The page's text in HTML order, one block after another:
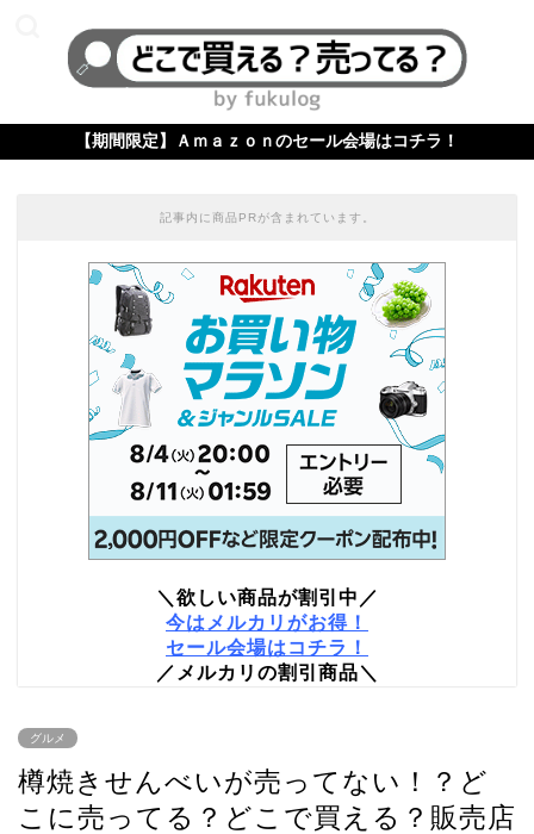
【期間限定】Ａｍａｚｏｎのセール会場はコチラ！
記事内に商品PRが含まれています。
＼欲しい商品が割引中／
今はメルカリがお得！
セール会場はコチラ！
／メルカリの割引商品＼
グルメ
樽焼きせんべいが売ってない！？ど
こに売ってる？どこで買える？販売店